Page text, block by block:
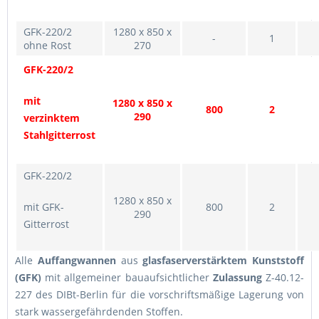
GFK-220/2
ohne Rost
1280 x 850 x
270
- 1
GFK-220/2
mit
verzinktem
Stahlgitterrost
1280 x 850 x
290
800 2
GFK-220/2
mit GFK-
Gitterrost
1280 x 850 x
290
800 2
Alle Auffangwannen ausglasfaserverstärktem Kunststoff
(GFK) mit allgemeiner bauaufsichtlicher ZulassungZ-40.12-
227 des DIBt-Berlin für die vorschriftsmäßige Lagerung von
stark wassergefährdenden Stoffen.